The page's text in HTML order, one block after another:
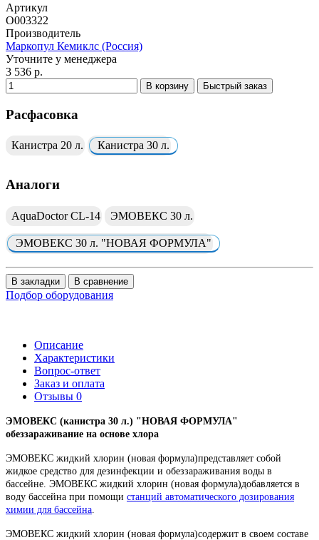
Артикул
О003322
Производитель
Маркопул Кемиклс (Россия)
Уточните у менеджера
3 536 р.
В корзину Быстрый заказ
Расфасовка
Канистра 20 л. Канистра 30 л.
Аналоги
AquaDoctor CL-14 ЭМОВЕКС 30 л.
ЭМОВЕКС 30 л. "НОВАЯ ФОРМУЛА"
В закладки В сравнение
Подбор оборудования
Описание
Характеристики
Вопрос-ответ
Заказ и оплата
Отзывы 0
ЭМОВЕКС (канистра 30 л.) "НОВАЯ ФОРМУЛА"
обеззараживание на основе хлора
ЭМОВЕКС жидкий хлорин (новая формула)представляет собой
жидкое средство для дезинфекции и обеззараживания воды в
бассейне. ЭМОВЕКС жидкий хлорин (новая формула)добавляется в
воду бассейна при помощи станций автоматического дозирования
химии для бассейна
ЭМОВЕКС жидкий хлорин (новая формула)содержит в своем составе